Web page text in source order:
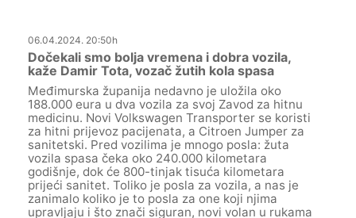
06.04.2024. 20:50h
Dočekali smo bolja vremena i dobra vozila,
kaže Damir Tota, vozač žutih kola spasa
Međimurska županija nedavno je uložila oko
188.000 eura u dva vozila za svoj Zavod za hitnu
medicinu. Novi Volkswagen Transporter se koristi
za hitni prijevoz pacijenata, a Citroen Jumper za
sanitetski. Pred vozilima je mnogo posla: žuta
vozila spasa čeka oko 240.000 kilometara
godišnje, dok će 800-tinjak tisuća kilometara
prijeći sanitet. Toliko je posla za vozila, a nas je
zanimalo koliko je to posla za one koji njima
upravljaju i što znači siguran, novi volan u rukama